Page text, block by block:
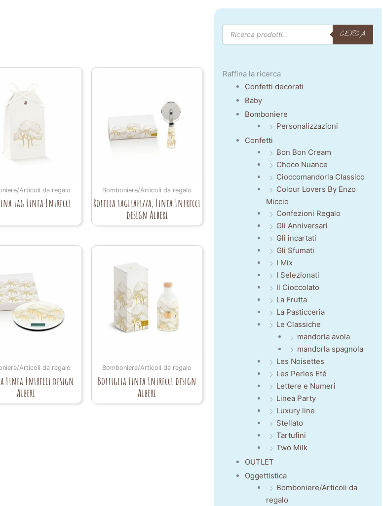
Articoli da regalo
tag Linea Intrecci
Bomboniere/Articoli da regalo
Rotella tagliapizza, Linea Intrecci
design Alberi
Articoli da regalo
Linea Intrecci design
Alberi
Bomboniere/Articoli da regalo
Bottiglia Linea Intrecci design
Alberi
Products
search CERCA
Raffina la ricerca
Confetti decorati
Baby
Bomboniere
Personalizzazioni
Confetti
Bon Bon Cream
Choco Nuance
Cioccomandorla Classico
Colour Lovers By Enzo
Miccio
Confezioni Regalo
Gli Anniversari
Gli incartati
Gli Sfumati
I Mix
I Selezionati
Il Cioccolato
La Frutta
La Pasticceria
Le Classiche
mandorla avola
mandorla spagnola
Les Noisettes
Les Perles Eté
Lettere e Numeri
Linea Party
Luxury line
Stellato
Tartufini
Two Milk
OUTLET
Oggettistica
Bomboniere/Articoli da
regalo